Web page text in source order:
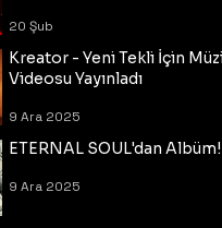
20 Şub
Kreator - Yeni Tekli İçin
Videosu Yayınladı
9 Ara 2025
ETERNAL SOUL'dan Albüm!
9 Ara 2025